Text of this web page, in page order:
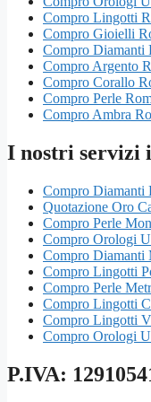
Compro Lingotti
Compro Gioielli
Compro Diamanti
Compro Argento
Compro Corallo
Compro Perle
Compro Ambra
I nostri servizi
Compro Diamanti
Quotazione Oro
Compro Perle
Compro Orologi
Compro Diamanti
Compro Lingotti
Compro Perle
Compro Lingotti
Compro Lingotti
Compro Orologi
P.IVA: